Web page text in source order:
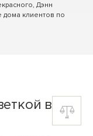
Дэнн
клиентов по
в